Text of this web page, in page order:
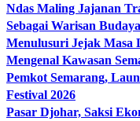
Ndas Maling Jajanan
Sebagai Warisan Budaya
Menulusuri Jejak Masa
Mengenal Kawasan
Pemkot Semarang,
Festival 2026
Pasar Djohar, Saksi